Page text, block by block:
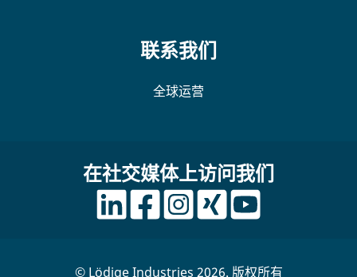
联系我们
全球运营
在社交媒体上访问我们
© Lödige Industries 2026. 版权所有